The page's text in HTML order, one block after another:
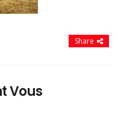
Share
Vous